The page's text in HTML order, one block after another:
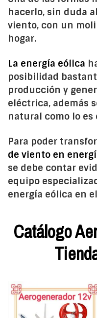
hacerlo, sin duda
viento, con un
hogar.
La energía eólica
posibilidad
producción y
eléctrica, además
natural como lo es
Para poder
de viento en
se debe contar
equipo
energía eólica en
Catálogo